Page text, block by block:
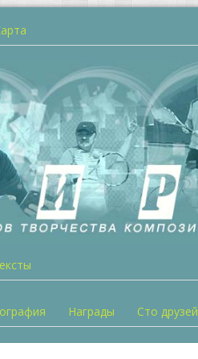
Награды Сто друзей